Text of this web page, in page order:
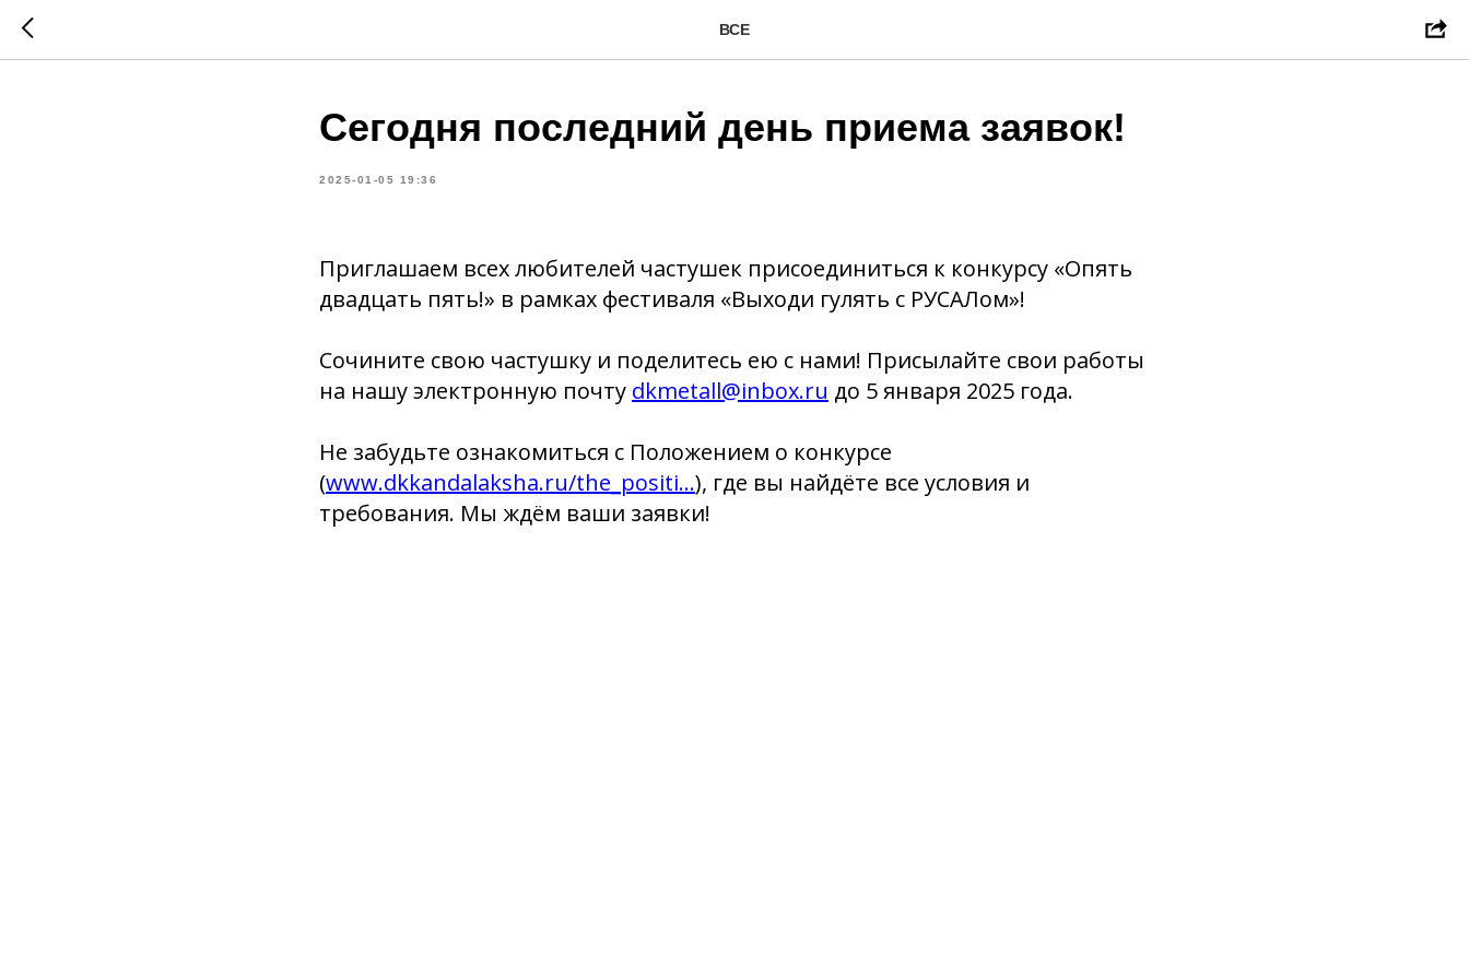
ВСЕ
Сегодня последний день приема заявок!
2025-01-05 19:36
Приглашаем всех любителей частушек присоединиться к конкурсу «Опять
двадцать пять!» в рамках фестиваля «Выходи гулять с РУСАЛом»!
Сочините свою частушку и поделитесь ею с нами! Присылайте свои работы
на нашу электронную почту dkmetall@inbox.ru до 5 января 2025 года.
Не забудьте ознакомиться с Положением о конкурсе
(www.dkkandalaksha.ru/the_positi...), где вы найдёте все условия и
требования. Мы ждём ваши заявки!